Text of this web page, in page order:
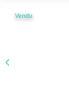
Vendu